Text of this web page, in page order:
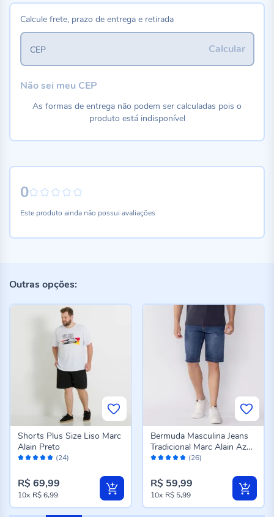
0
Este produto ainda não possui avaliações
Calcule frete, prazo de entrega e retirada
Calcular
CEP
Não sei meu CEP
As formas de entrega não podem ser calculadas pois o
produto está indisponível
Outras opções:
Avaliação: (24)
Shorts Plus Size Liso Marc
Alain Preto
R$ 69,99
10x R$ 6,99
Avaliação: (26)
Bermuda Masculina Jeans
Tradicional Marc Alain Azul
Escuro
R$ 59,99
10x R$ 5,99